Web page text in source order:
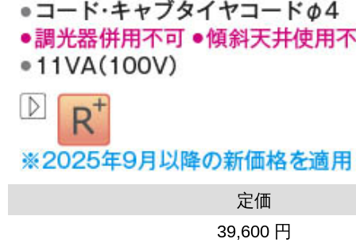
定価
39,600 円